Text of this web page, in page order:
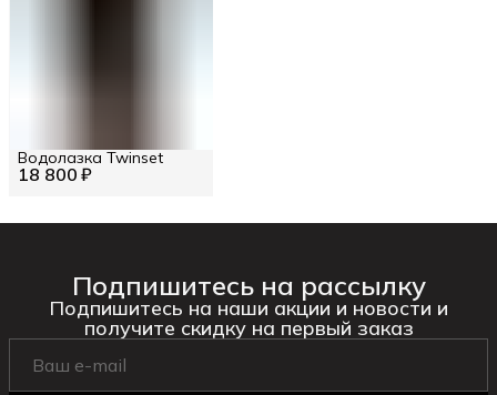
18 800 ₽
Водолазка Twinset
Подпишитесь на рассылку
Подпишитесь на наши акции и новости и
получите скидку на первый заказ